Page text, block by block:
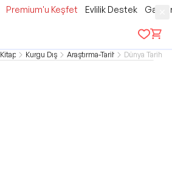
Premium'u Keşfet Evlilik Destek
Kitap Kurgu Dışı Araştırma-Tarih Dünya Tarihi